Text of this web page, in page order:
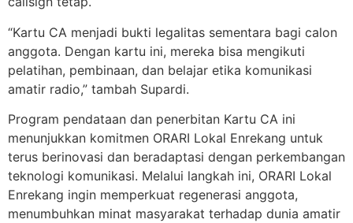
“Kartu CA menjadi bukti legalitas sementara bagi calon
anggota. Dengan kartu ini, mereka bisa mengikuti
pelatihan, pembinaan, dan belajar etika komunikasi
amatir radio,” tambah Supardi.
Program pendataan dan penerbitan Kartu CA ini
menunjukkan komitmen ORARI Lokal Enrekang untuk
terus berinovasi dan beradaptasi dengan perkembangan
teknologi komunikasi. Melalui langkah ini, ORARI Lokal
Enrekang ingin memperkuat regenerasi anggota,
menumbuhkan minat masyarakat terhadap dunia amatir